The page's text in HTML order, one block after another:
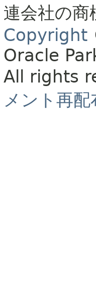
連会社の商
Copyright
Oracle
All rights
メント再